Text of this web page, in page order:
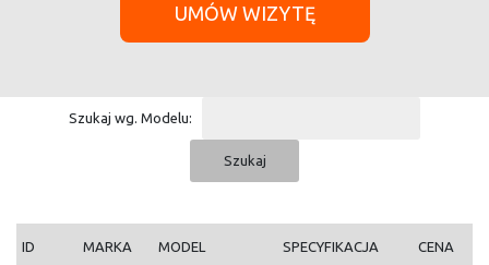
UMÓW WIZYTĘ
Szukaj wg. Modelu:
ID MARKA MODEL SPECYFIKACJA CENA